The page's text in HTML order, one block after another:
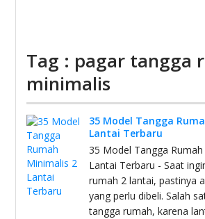
Tag : pagar tangga
minimalis
35 Model Tangga
Lantai Terbaru
35 Model Tangga
Lantai Terbaru - Saat
rumah 2 lantai, pastinya
yang perlu dibeli. Salah
tangga rumah, karena